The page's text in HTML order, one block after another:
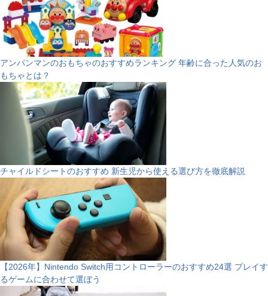
アンパンマンのおもちゃのおすすめランキング 年齢に合った人気のお
もちゃとは？
チャイルドシートのおすすめ 新生児から使える選び方を徹底解説
【2026年】Nintendo Switch用コントローラーのおすすめ24選 プレイす
るゲームに合わせて選ぼう